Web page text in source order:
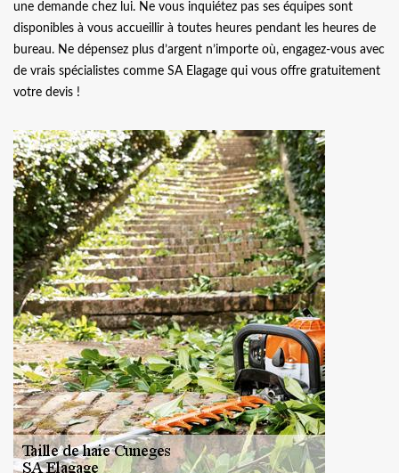
une demande chez lui. Ne vous inquiétez pas ses équipes sont
disponibles à vous accueillir à toutes heures pendant les heures de
bureau. Ne dépensez plus d’argent n’importe où, engagez-vous avec
de vrais spécialistes comme SA Elagage qui vous offre gratuitement
votre devis !